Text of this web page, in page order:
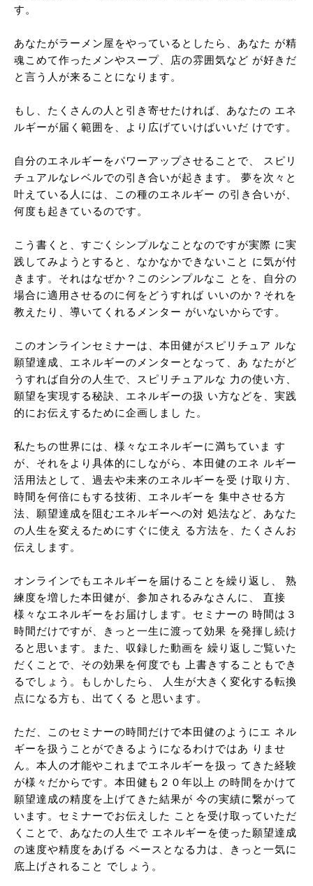
す。
あなたがラーメン屋をやっているとしたら、あなた が精
魂こめて作ったメンやスープ、店の雰囲気など が好きだ
と言う人が来ることになります。
もし、たくさんの人と引き寄せたければ、あなたの エネ
ルギーが届く範囲を、より広げていけばいいだ けです。
自分のエネルギーをパワーアップさせることで、 スピリ
チュアルなレベルでの引き合いが起きます。 夢を次々と
叶えている人には、この種のエネルギー の引き合いが、
何度も起きているのです。
こう書くと、すごくシンプルなことなのですが実際 に実
践してみようとすると、なかなかできないこと に気が付
きます。それはなぜか？このシンプルなこ とを、自分の
場合に適用させるのに何をどうすれば いいのか？それを
教えたり、導いてくれるメンター がいないからです。
このオンラインセミナーは、本田健がスピリチュア ルな
願望達成、エネルギーのメンターとなって、あ なたがど
うすれば自分の人生で、スピリチュアルな 力の使い方、
願望を実現する秘訣、エネルギーの扱 い方などを、実践
的にお伝えするために企画しまし た。
私たちの世界には、様々なエネルギーに満ちていま す
が、それをより具体的にしながら、本田健のエネ ルギー
活用法として、過去や未来のエネルギーを受 け取り方、
時間を何倍にもする技術、エネルギーを 集中させる方
法、願望達成を阻むエネルギーへの対 処法など、あなた
の人生を変えるためにすぐに使え る方法を、たくさんお
伝えします。
オンラインでもエネルギーを届けることを繰り返し、 熟
練度を増した本田健が、参加されるみなさんに、 直接
様々なエネルギーをお届けします。セミナーの 時間は３
時間だけですが、きっと一生に渡って効果 を発揮し続け
ると思います。また、収録した動画を 繰り返しご覧いた
だくことで、その効果を何度でも 上書きすることもでき
るでしょう。もしかしたら、 人生が大きく変化する転換
点になる方も、出てくる と思います。
ただ、このセミナーの時間だけで本田健のようにエ ネル
ギーを扱うことができるようになるわけではあ りませ
ん。本人の才能やこれまでエネルギーを扱っ てきた経験
が様々だからです。本田健も２０年以上 の時間をかけて
願望達成の精度を上げてきた結果が 今の実績に繋がって
います。セミナーでお伝えした ことを受け取っていただ
くことで、あなたの人生で エネルギーを使った願望達成
の速度や精度をあげる ベースとなる力は、きっと一気に
底上げされること でしょう。